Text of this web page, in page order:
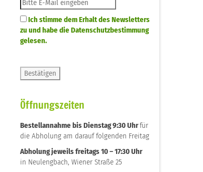
Ich stimme dem Erhalt des Newsletters
zu und habe die Datenschutzbestimmung
gelesen.
Öffnungszeiten
Bestellannahme bis Dienstag 9:30 Uhrfür
die Abholung am darauf folgenden Freitag
Abholung jeweils freitags 10 – 17:30 Uhr
in Neulengbach, Wiener Straße 25